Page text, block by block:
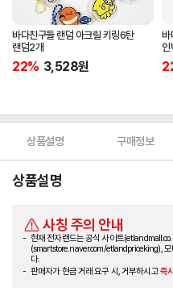
바다친구들 랜덤 아크릴 키링6탄
랜덤2개
22% 3,528원
바
인
상품설명 구매정보
상품설명
사칭 주의 안내
현재 전자랜드는 공식 사이트
(smartstore.naver.com/etlandpriceking),
다.
판매자가 현금 거래 요구 시, 거부하시고즉